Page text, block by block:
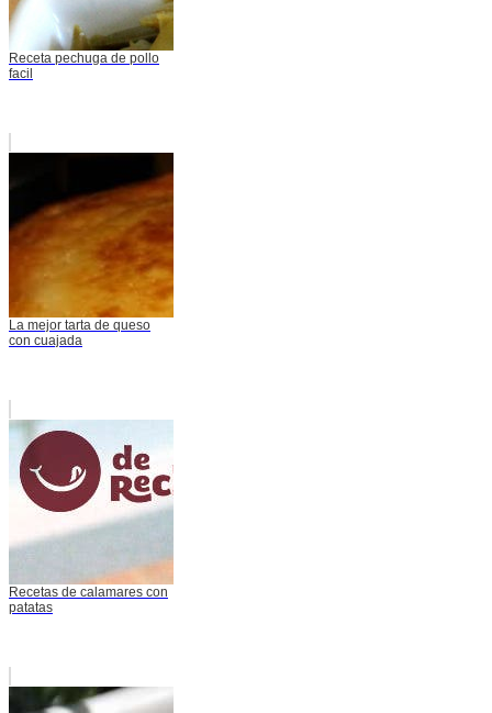
Receta pechuga de pollo
facil
La mejor tarta de queso
con cuajada
Recetas de calamares con
patatas